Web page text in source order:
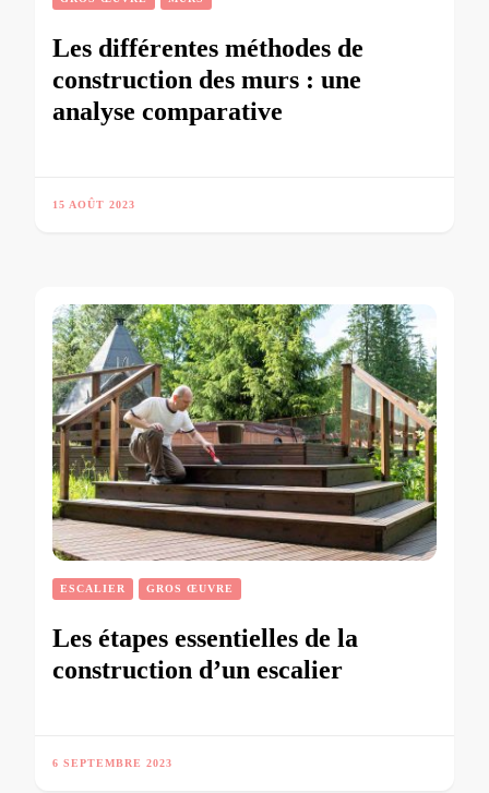
Les différentes méthodes de
construction des murs : une
analyse comparative
15 AOÛT 2023
ESCALIER GROS ŒUVRE
Les étapes essentielles de la
construction d’un escalier
6 SEPTEMBRE 2023